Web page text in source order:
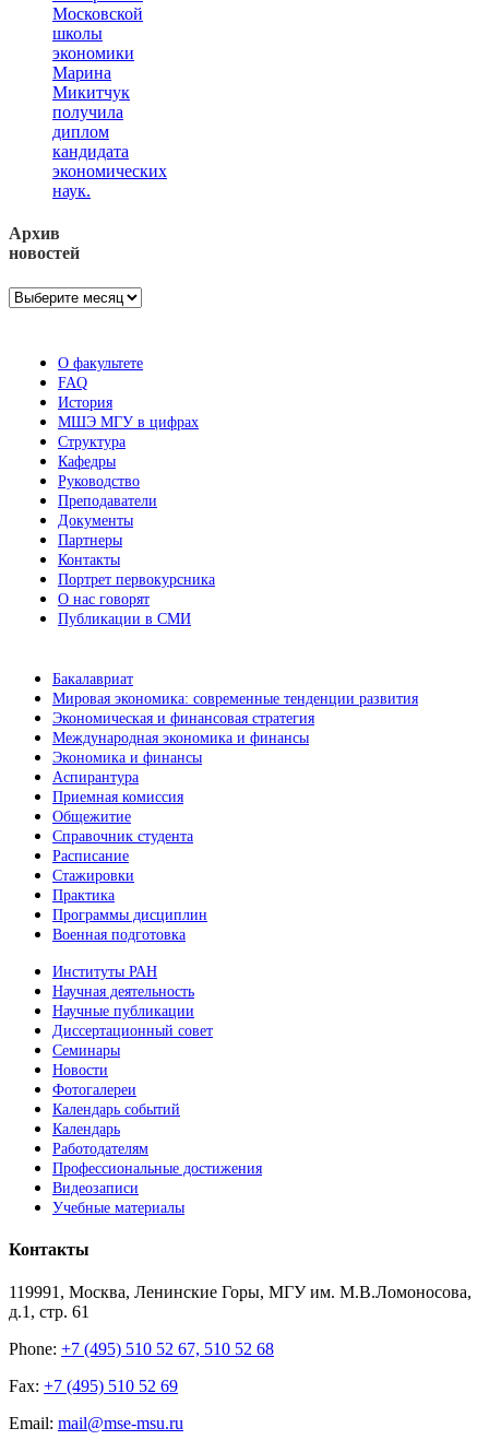
Московской
школы
экономики
Марина
Микитчук
получила
диплом
кандидата
экономических
наук.
Архив
новостей
Архив
О факультете
FAQ
История
МШЭ МГУ в цифрах
Структура
Кафедры
Руководство
Преподаватели
Документы
Партнеры
Контакты
Портрет первокурсника
О нас говорят
Публикации в СМИ
Бакалавриат
Мировая экономика: современные тенденции развития
Экономическая и финансовая стратегия
Международная экономика и финансы
Экономика и финансы
Аспирантура
Приемная комиссия
Общежитие
Справочник студента
Расписание
Стажировки
Практика
Программы дисциплин
Военная подготовка
Институты РАН
Научная деятельность
Научные публикации
Диссертационный совет
Семинары
Новости
Фотогалереи
Календарь событий
Календарь
Работодателям
Профессиональные достижения
Видеозаписи
Учебные материалы
Контакты
119991, Москва, Ленинские Горы, МГУ им. М.В.Ломоносова,
д.1, стр. 61
Phone: +7 (495) 510 52 67, 510 52 68
Fax: +7 (495) 510 52 69
Email: mail@mse-msu.ru